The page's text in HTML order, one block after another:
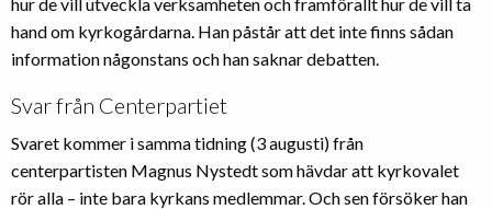
hand om kyrkogårdarna. Han påstår att det inte finns sådan
information någonstans och han saknar debatten.
Svar från Centerpartiet
Svaret kommer i samma tidning (3 augusti) från
centerpartisten Magnus Nystedt som hävdar att kyrkovalet
rör alla – inte bara kyrkans medlemmar. Och sen försöker han